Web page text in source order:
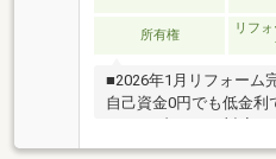
所有権
リフ
■2026年1月リフォーム
自己資金0円でも低金利
りトラブル365日対応■
新生活応援フェア実施